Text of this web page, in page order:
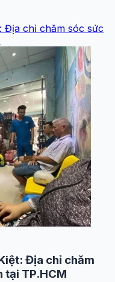
Địa chỉ chăm sóc sức
Địa chỉ chăm
tại TP.HCM